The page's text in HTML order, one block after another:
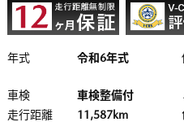
年式 令和6年式
車検 車検整備付
走行距離
11,587km